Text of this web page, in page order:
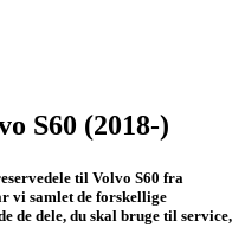
S60 (2018-)
til Volvo S60 fra
vi samlet de forskellige
de dele, du skal bruge til service,